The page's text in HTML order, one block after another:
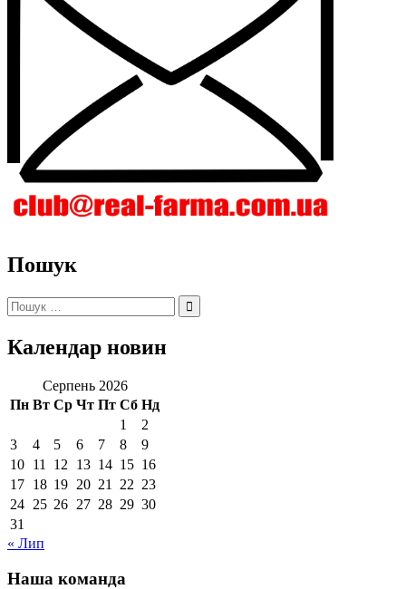
Пошук
Пошук:
Календар новин
Серпень 2026
Пн Вт Ср Чт Пт Сб Нд
1
2
3
4 5 6 7 8
9
10 11 12 13 14 15 16
17 18 19 20 21 22 23
24 25 26 27 28 29 30
31
« Лип
Наша команда